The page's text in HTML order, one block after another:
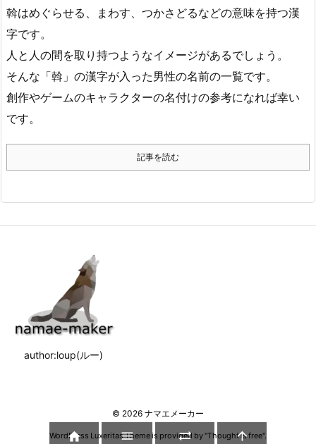
斡はめぐらせる、まわす、つかさどるなどの意味を持つ漢
字です。
人と人の間を取り持つようなイメージがあるでしょう。
そんな「斡」の漢字が入った男性の名前の一覧です。
創作やゲームのキャラクターの名付けの参考になれば幸い
です。
記事を読む
author:loup(ルー)
© 2026 ナマエメーカー
WordPress Luxeritas Theme is provided by "Thought is free".
   